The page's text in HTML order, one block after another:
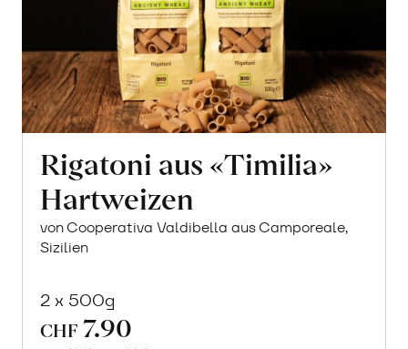
Rigatoni aus «Timilia»
Hartweizen
von Cooperativa Valdibella aus Camporeale,
Sizilien
2 x 500g
CHF 7.90